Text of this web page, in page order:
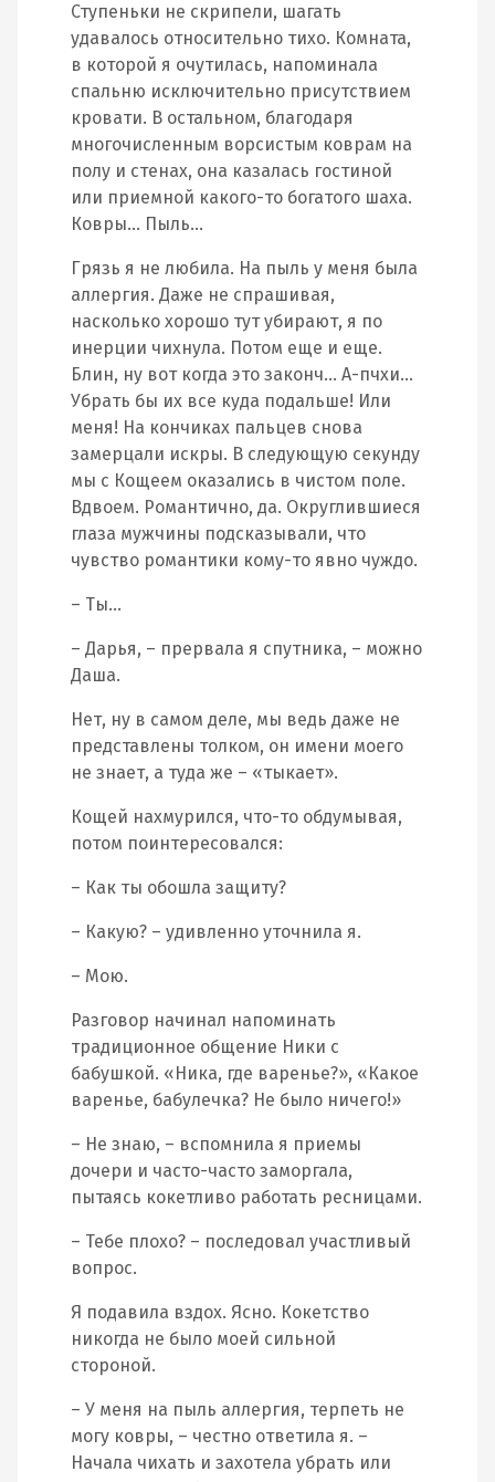
Ступеньки не скрипели, шагать
удавалось относительно тихо. Комната,
в которой я очутилась, напоминала
спальню исключительно присутствием
кровати. В остальном, благодаря
многочисленным ворсистым коврам на
полу и стенах, она казалась гостиной
или приемной какого-то богатого шаха.
Ковры… Пыль…
Грязь я не любила. На пыль у меня была
аллергия. Даже не спрашивая,
насколько хорошо тут убирают, я по
инерции чихнула. Потом еще и еще.
Блин, ну вот когда это законч… А-пчхи…
Убрать бы их все куда подальше! Или
меня! На кончиках пальцев снова
замерцали искры. В следующую секунду
мы с Кощеем оказались в чистом поле.
Вдвоем. Романтично, да. Округлившиеся
глаза мужчины подсказывали, что
чувство романтики кому-то явно чуждо.
– Ты…
– Дарья, – прервала я спутника, – можно
Даша.
Нет, ну в самом деле, мы ведь даже не
представлены толком, он имени моего
не знает, а туда же – «тыкает».
Кощей нахмурился, что-то обдумывая,
потом поинтересовался:
– Как ты обошла защиту?
– Какую? – удивленно уточнила я.
– Мою.
Разговор начинал напоминать
традиционное общение Ники с
бабушкой. «Ника, где варенье?», «Какое
варенье, бабулечка? Не было ничего!»
– Не знаю, – вспомнила я приемы
дочери и часто-часто заморгала,
пытаясь кокетливо работать ресницами.
– Тебе плохо? – последовал участливый
вопрос.
Я подавила вздох. Ясно. Кокетство
никогда не было моей сильной
стороной.
– У меня на пыль аллергия, терпеть не
могу ковры, – честно ответила я. –
Начала чихать и захотела убрать или